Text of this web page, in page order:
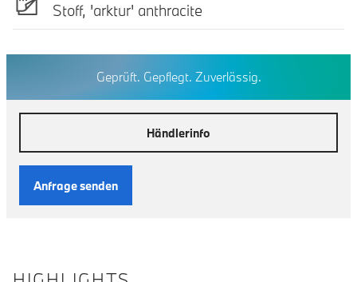
Stoff, 'arktur' anthracite
Geprüft. Gepflegt. Zuverlässig.
Händlerinfo
Anfrage senden